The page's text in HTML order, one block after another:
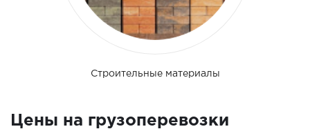
Строительные материалы
Цены на грузоперевозки